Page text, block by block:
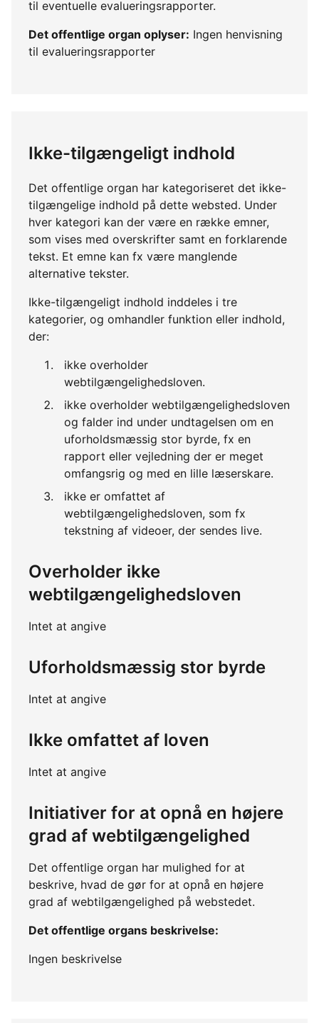
til eventuelle evalueringsrapporter.
Det offentlige organ oplyser: Ingen henvisning
til evalueringsrapporter
Ikke-tilgængeligt indhold
Det offentlige organ har kategoriseret det ikke-
tilgængelige indhold på dette websted. Under
hver kategori kan der være en række emner,
som vises med overskrifter samt en forklarende
tekst. Et emne kan fx være manglende
alternative tekster.
Ikke-tilgængeligt indhold inddeles i tre
kategorier, og omhandler funktion eller indhold,
der:
ikke overholder
webtilgængelighedsloven.
ikke overholder webtilgængelighedsloven
og falder ind under undtagelsen om en
uforholdsmæssig stor byrde, fx en
rapport eller vejledning der er meget
omfangsrig og med en lille læserskare.
ikke er omfattet af
webtilgængelighedsloven, som fx
tekstning af videoer, der sendes live.
Overholder ikke
webtilgængelighedsloven
Intet at angive
Uforholdsmæssig stor byrde
Intet at angive
Ikke omfattet af loven
Intet at angive
Initiativer for at opnå en højere
grad af webtilgængelighed
Det offentlige organ har mulighed for at
beskrive, hvad de gør for at opnå en højere
grad af webtilgængelighed på webstedet.
Det offentlige organs beskrivelse:
Ingen beskrivelse